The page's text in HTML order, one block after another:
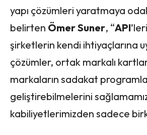
yapı çözümleri yaratmaya
belirten Ömer Suner, “API
şirketlerin kendi ihtiyaçlarına
çözümler, ortak markalı
markaların sadakat
geliştirebilmelerini
kabiliyetlerimizden sadece